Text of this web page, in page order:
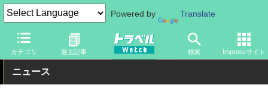
Powered by Translate
カテゴリ 過去記事 検索 Impressサイト
トラベル Watch 地域 国内旅行 沖縄
ニュース